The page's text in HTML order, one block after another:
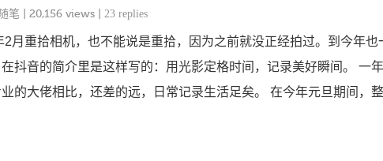
随笔 | 20,156 views | 23 replies
2月重拾相机，也不能说是重拾，因为之前就没正经拍过。到今年
抖音的简介里是这样写的：用光影定格时间，记录美好瞬间。 一
的大佬相比，还差的远，日常记录生活足矣。 在今年元旦期间，